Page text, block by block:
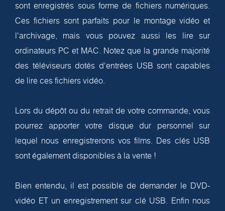
sont enregistrés sous forme de fichiers numériques.
Ces fichiers sont parfaits pour le montage vidéo et
l'archivage, mais vous pouvez aussi les lire sur
ordinateurs PC et MAC. Notez que la grande majorité
des téléviseurs dotés d'entrées USB sont capables
de lire ces fichiers vidéo.
Lors du dépôt ou du retrait de votre commande, vous
pourrez apporter votre disque dur personnel sur
lequel nous enregistrerons vos films. Des clés USB
sont également disponibles à la vente !
Bien entendu, il est possible de demander le DVD-
vidéo ET un enregistrement sur clé USB. Enfin nous